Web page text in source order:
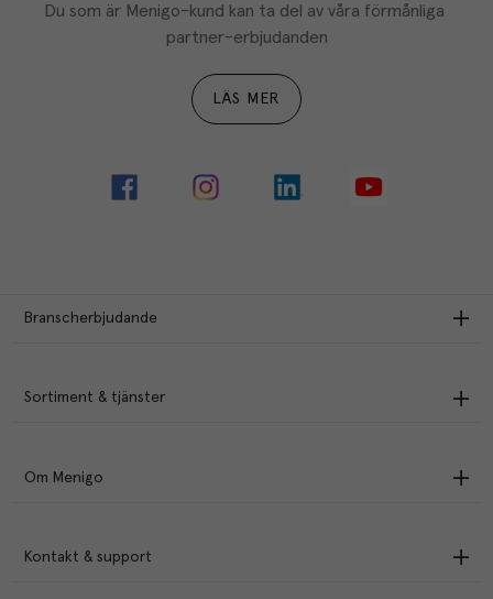
Du som är Menigo-kund kan ta del av våra förmånliga
partner-erbjudanden
LÄS MER
Branscherbjudande
Sortiment & tjänster
Om Menigo
Kontakt & support